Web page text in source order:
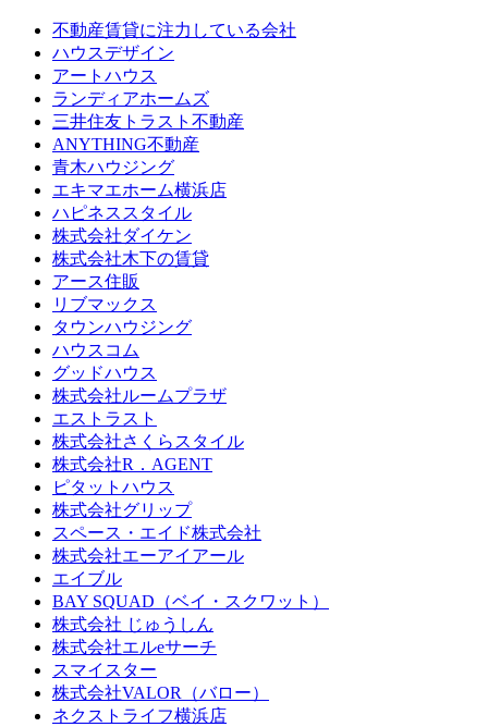
不動産賃貸に注力している会社
ハウスデザイン
アートハウス
ランディアホームズ
三井住友トラスト不動産
ANYTHING不動産
青木ハウジング
エキマエホーム横浜店
ハピネススタイル
株式会社ダイケン
株式会社木下の賃貸
アース住販
リブマックス
タウンハウジング
ハウスコム
グッドハウス
株式会社ルームプラザ
エストラスト
株式会社さくらスタイル
株式会社R．AGENT
ピタットハウス
株式会社グリップ
スペース・エイド株式会社
株式会社エーアイアール
エイブル
BAY SQUAD（ベイ・スクワット）
株式会社 じゅうしん
株式会社エルeサーチ
スマイスター
株式会社VALOR（バロー）
ネクストライフ横浜店